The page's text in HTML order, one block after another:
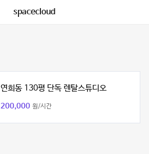
spacecloud
연희동 130평 단독 렌탈스튜디오
200,000 원/시간